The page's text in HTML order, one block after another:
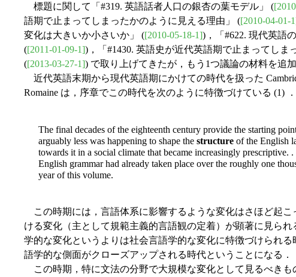
標題に関して「#319. 英語話者人口の銀杏の葉モデル」 (
語期で止まってしまったかのように見える理由」 ([2010-04-01-
変化は大きいか小さいか」 ([2010-05-18-1])，「#622. 現代英語
([2011-01-09-1])，「#1430. 英語史が近代英語期で止まってしま
([2013-03-27-1]) で取り上げてきたが，もう1つ議論の材料を追加
近代英語末期から現代英語期にかけての時代を扱った
Romaine は，序章でこの時代を次のように特徴づけている (1) ．
The final decades of the eighteenth century provide the starting
arguably less was happening to shape the structure of the English
towards it in a social climate that became increasingly prescriptive.
English grammar had already taken place over the roughly one
year of this volume.
この時期には，言語体系に影響するような変化はさほど起こ
ける変化（主として規範主義的言語観の定着）が顕著に見ら
学的な変化というよりは社会言語学的な変化に特徴づけられ
語学的な側面がクローズアップされる時代ということになる．
この時期，特に文法の分野で大規模な変化として見るべきも